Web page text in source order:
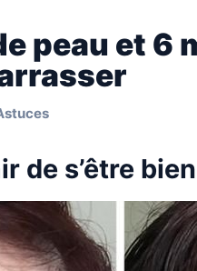
peau et 6
de s’être